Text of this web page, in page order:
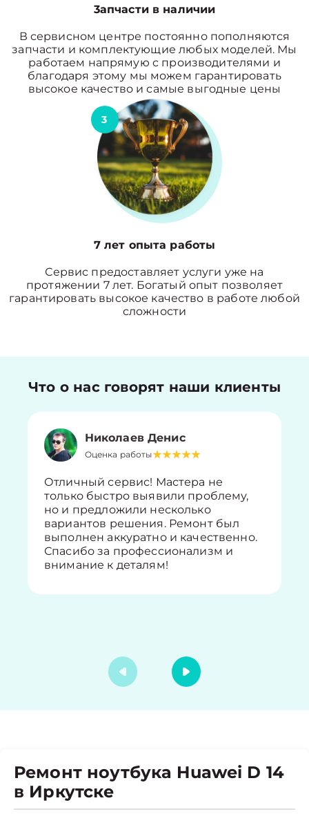
3апчасти в наличии
В сервисном центре постоянно пополняются
запчасти и комплектующие любых моделей. Мы
работаем напрямую с производителями и
благодаря этому мы можем гарантировать
высокое качество и самые выгодные цены
3
7 лет опыта работы
Сервис предоставляет услуги уже на
протяжении 7 лет. Богатый опыт позволяет
гарантировать высокое качество в работе любой
сложности
Что о нас говорят наши клиенты
Николаев Денис
Оценка работы
Отличный сервис! Мастера не
только быстро выявили проблему,
но и предложили несколько
вариантов решения. Ремонт был
выполнен аккуратно и качественно.
Спасибо за профессионализм и
внимание к деталям!
Ремонт ноутбука Huawei D 14
в Иркутске